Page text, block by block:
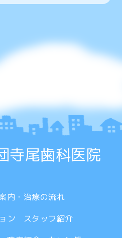
寺尾歯科医院
内・治療の流れ
ン
スタッフ紹介